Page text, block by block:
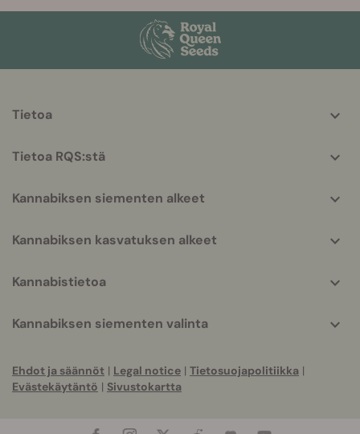
helpful
Tietoa
Tietoa RQS:stä
Kannabiksen siementen alkeet
Kannabiksen kasvatuksen alkeet
Kannabistietoa
Kannabiksen siementen valinta
Ehdot ja säännöt | Legal notice | Tietosuojapolitiikka |
Evästekäytäntö | Sivustokartta